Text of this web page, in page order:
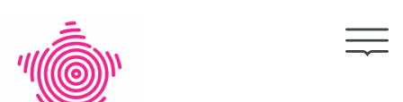
основному
содержанию